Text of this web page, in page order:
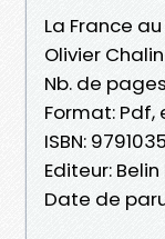
La France au
Olivier
Nb. de
Format: Pdf,
ISBN:
Editeur:
Date de